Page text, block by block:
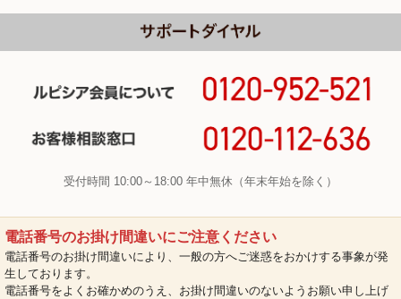
受付時間 10:00～18:00 年中無休（年末年始を除く）
電話番号のお掛け間違いにご注意ください
電話番号のお掛け間違いにより、一般の方へご迷惑をおかけする事象が発
生しております。
電話番号をよくお確かめのうえ、お掛け間違いのないようお願い申し上げ